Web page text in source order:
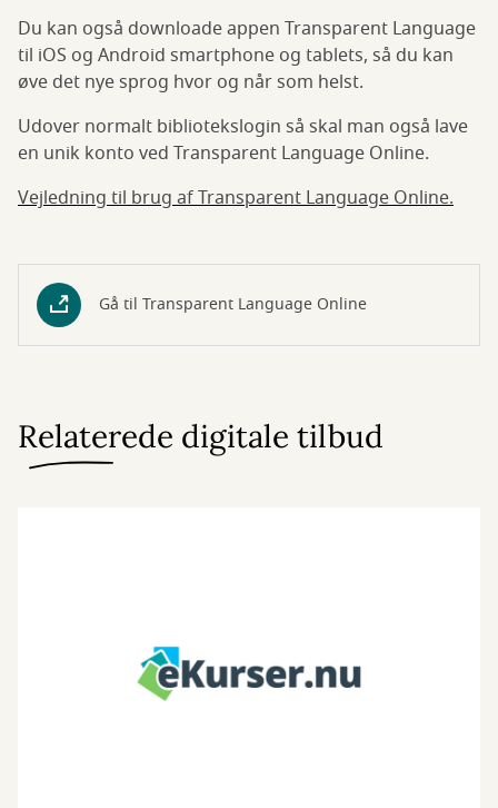
Du kan også downloade appen Transparent Language
til iOS og Android smartphone og tablets, så du kan
øve det nye sprog hvor og når som helst.
Udover normalt bibliotekslogin så skal man også lave
en unik konto ved Transparent Language Online.
Vejledning til brug af Transparent Language Online.
Gå til Transparent Language Online
Relaterede digitale tilbud